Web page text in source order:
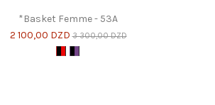
*Basket Femme - 53A
2 100,00 DZD 3 300,00 DZD
Noir et Rouge
Noir et Violet